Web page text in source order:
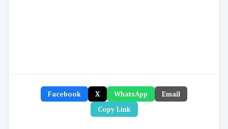
Facebook X WhatsApp
Email
Copy Link